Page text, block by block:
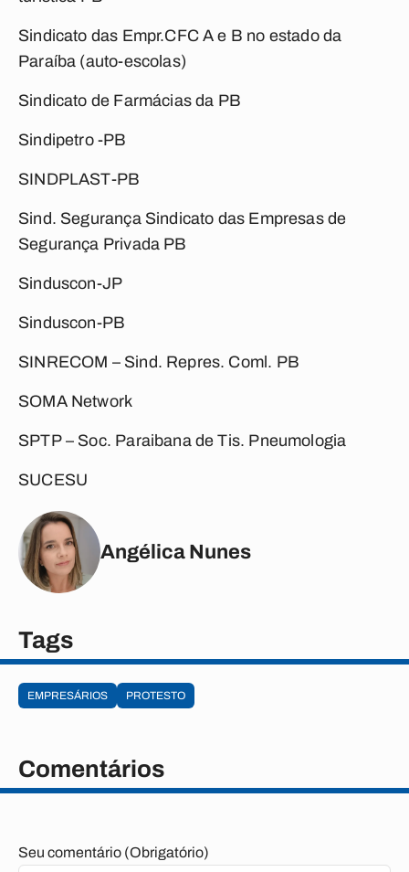
Sindicato das Empr.CFC A e B no estado da
Paraíba (auto-escolas)
Sindicato de Farmácias da PB
Sindipetro -PB
SINDPLAST-PB
Sind. Segurança Sindicato das Empresas de
Segurança Privada PB
Sinduscon-JP
Sinduscon-PB
SINRECOM – Sind. Repres. Coml. PB
SOMA Network
SPTP – Soc. Paraibana de Tis. Pneumologia
SUCESU
Angélica Nunes
Tags
EMPRESÁRIOS PROTESTO
Comentários
Seu comentário (Obrigatório)